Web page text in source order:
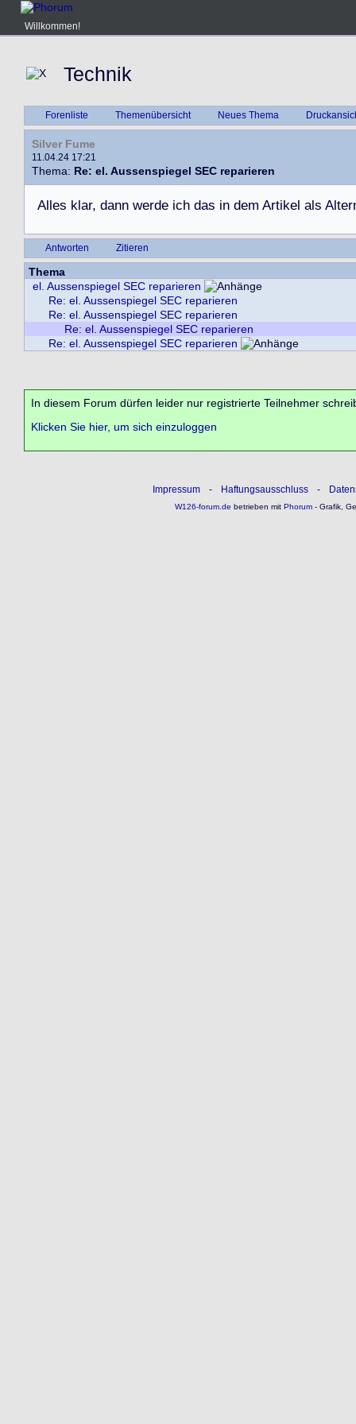
Willkommen!
Technik
Forenliste Themenübersicht Neues Thema
Silver Fume
11.04.24 17:21
Thema: Re: el. Aussenspiegel SEC reparieren
Alles klar, dann werde ich das in dem Artikel als Alter
Antworten Zitieren
Thema
el. Aussenspiegel SEC reparieren
Re: el. Aussenspiegel SEC reparieren
Re: el. Aussenspiegel SEC reparieren
Re: el. Aussenspiegel SEC reparieren
Re: el. Aussenspiegel SEC reparieren
In diesem Forum dürfen leider nur registrierte Teilnehmer
Klicken Sie hier, um sich einzuloggen
Impressum - Haftungsausschluss -
W126-forum.de betrieben mitPhorum- Grafik,